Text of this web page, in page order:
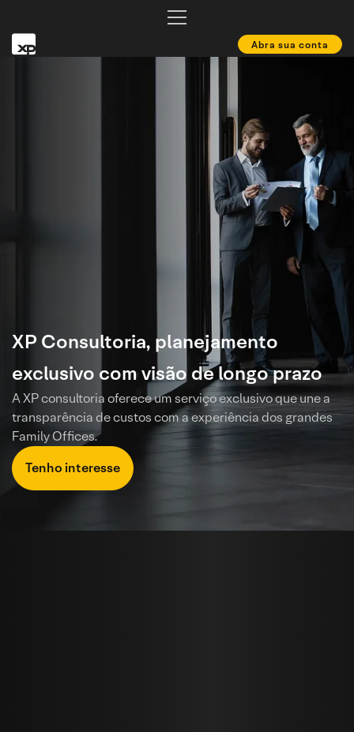
Abra sua conta
XP Consultoria, planejamento
exclusivo com visão de longo prazo
A XP consultoria oferece um serviço exclusivo que une a
transparência decustos com a experiência dos grandes
Family Offices.
Tenho interesse